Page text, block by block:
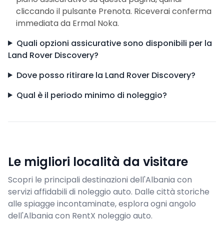
cliccando il pulsante Prenota. Riceverai conferma
immediata da Ermal Noka.
Quali opzioni assicurative sono disponibili per la
Land Rover Discovery?
Dove posso ritirare la Land Rover Discovery?
Qual è il periodo minimo di noleggio?
Le migliori località da visitare
Scopri le principali destinazioni dell'Albania con
servizi affidabili di noleggio auto. Dalle città storiche
alle spiagge incontaminate, esplora ogni angolo
dell'Albania con RentX noleggio auto.